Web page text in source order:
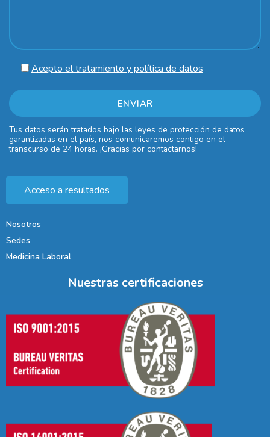
Acepto el tratamiento y política de datos
Tus datos serán tratados bajo las leyes de protección de datos
garantizadas en el país, nos comunicaremos contigo en el
transcurso de 24 horas. ¡Gracias por contactarnos!
Acceso a resultados
Nosotros
Sedes
Medicina Laboral
Nuestras certificaciones